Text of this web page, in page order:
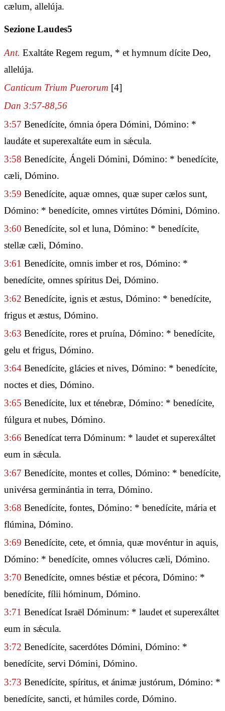
cælum, allelúja.
Sezione Laudes5
Ant. Exaltáte Regem regum, * et hymnum dícite Deo,
allelúja.
Canticum Trium Puerorum [4]
Dan 3:57-88,56
3:57 Benedícite, ómnia ópera Dómini, Dómino: *
laudáte et superexaltáte eum in sǽcula.
3:58 Benedícite, Ángeli Dómini, Dómino: * benedícite,
cæli, Dómino.
3:59 Benedícite, aquæ omnes, quæ super cælos sunt,
Dómino: * benedícite, omnes virtútes Dómini, Dómino.
3:60 Benedícite, sol et luna, Dómino: * benedícite,
stellæ cæli, Dómino.
3:61 Benedícite, omnis imber et ros, Dómino: *
benedícite, omnes spíritus Dei, Dómino.
3:62 Benedícite, ignis et æstus, Dómino: * benedícite,
frigus et æstus, Dómino.
3:63 Benedícite, rores et pruína, Dómino: * benedícite,
gelu et frigus, Dómino.
3:64 Benedícite, glácies et nives, Dómino: * benedícite,
noctes et dies, Dómino.
3:65 Benedícite, lux et ténebræ, Dómino: * benedícite,
fúlgura et nubes, Dómino.
3:66 Benedícat terra Dóminum: * laudet et superexáltet
eum in sǽcula.
3:67 Benedícite, montes et colles, Dómino: * benedícite,
univérsa germinántia in terra, Dómino.
3:68 Benedícite, fontes, Dómino: * benedícite, mária et
flúmina, Dómino.
3:69 Benedícite, cete, et ómnia, quæ movéntur in aquis,
Dómino: * benedícite, omnes vólucres cæli, Dómino.
3:70 Benedícite, omnes béstiæ et pécora, Dómino: *
benedícite, fílii hóminum, Dómino.
3:71 Benedícat Israël Dóminum: * laudet et superexáltet
eum in sǽcula.
3:72 Benedícite, sacerdótes Dómini, Dómino: *
benedícite, servi Dómini, Dómino.
3:73 Benedícite, spíritus, et ánimæ justórum, Dómino: *
benedícite, sancti, et húmiles corde, Dómino.